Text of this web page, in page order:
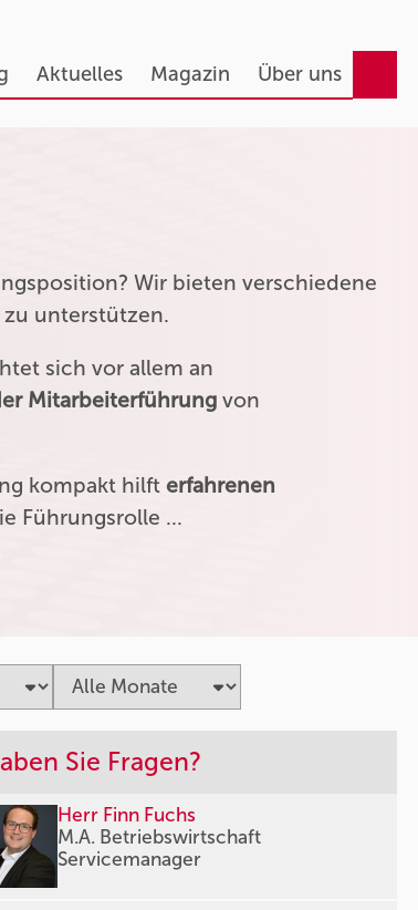
Aktuelles Magazin Über uns
Wir bieten verschiedene
unterstützen.
sich vor allem an
Mitarbeiterführung von
kompakt hilfterfahrenen
Führungsrolle …
Sie Fragen?
Herr Finn Fuchs
M.A. Betriebswirtschaft
Servicemanager